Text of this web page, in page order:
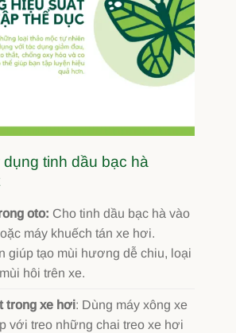
tinh dầu bạc hà
oto: Cho tinh dầu bạc hà vào
máy khuếch tán xe hơi.
giúp tạo mùi hương dễ chiu, loại
hôi trên xe.
trong xe hơi: Dùng máy xông xe
với treo những chai treo xe hơi